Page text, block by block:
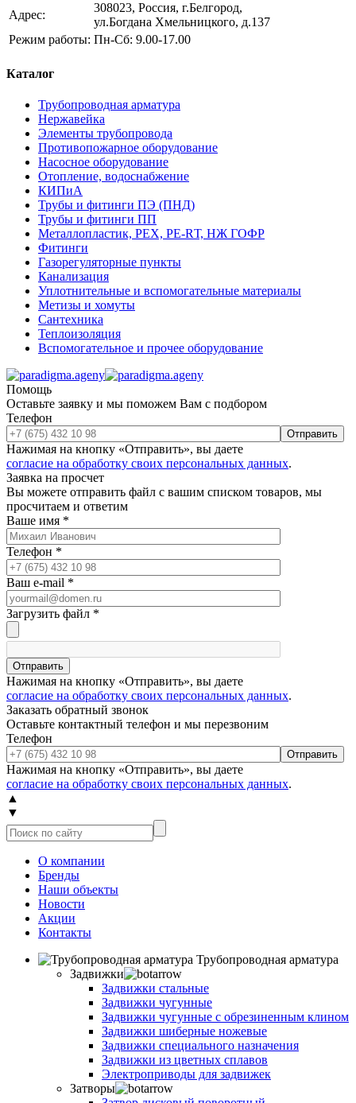
Адрес:
308023, Россия, г.Белгород,
ул.Богдана Хмельницкого, д.137
Режим работы: Пн-Сб: 9.00-17.00
Каталог
Трубопроводная арматура
Нержавейка
Элементы трубопровода
Противопожарное оборудование
Насосное оборудование
Отопление, водоснабжение
КИПиА
Трубы и фитинги ПЭ (ПНД)
Трубы и фитинги ПП
Металлопластик, РЕХ, РЕ-RТ, НЖ ГОФР
Фитинги
Газорегуляторные пункты
Канализация
Уплотнительные и вспомогательные материалы
Метизы и хомуты
Сантехника
Теплоизоляция
Вспомогательное и прочее оборудование
Помощь
Оставьте заявку и мы поможем Вам с подбором
Телефон
Отправить
Нажимая на кнопку «Отправить», вы даете
согласие на обработку своих персональных данных.
Заявка на просчет
Вы можете отправить файл с вашим списком товаров, мы
просчитаем и ответим
Ваше имя *
Телефон *
Ваш e-mail *
Загрузить файл *
Отправить
Нажимая на кнопку «Отправить», вы даете
согласие на обработку своих персональных данных.
Заказать обратный звонок
Оставьте контактный телефон и мы перезвоним
Телефон
Отправить
Нажимая на кнопку «Отправить», вы даете
согласие на обработку своих персональных данных.
▲
▼
О компании
Бренды
Наши объекты
Новости
Акции
Контакты
Трубопроводная арматура
Задвижки
Задвижки стальные
Задвижки чугунные
Задвижки чугунные с обрезиненным клином
Задвижки шиберные ножевые
Задвижки специального назначения
Задвижки из цветных сплавов
Электроприводы для задвижек
Затворы